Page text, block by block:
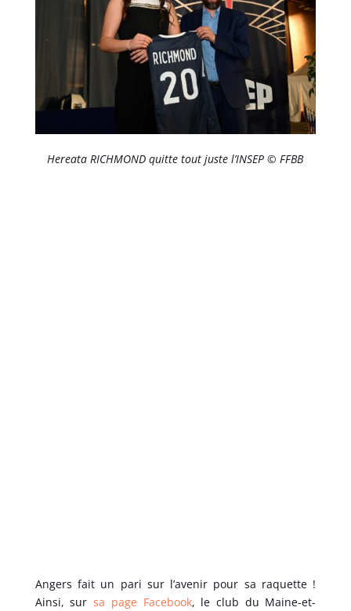
Hereata RICHMOND quitte tout juste l’INSEP © FFBB
Angers fait un pari sur l’avenir pour sa raquette !
Ainsi, sursa page Facebook, le club du Maine-et-